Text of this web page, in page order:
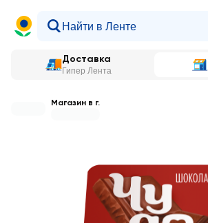
Доставка
Гипер Лента
Магазин в г.